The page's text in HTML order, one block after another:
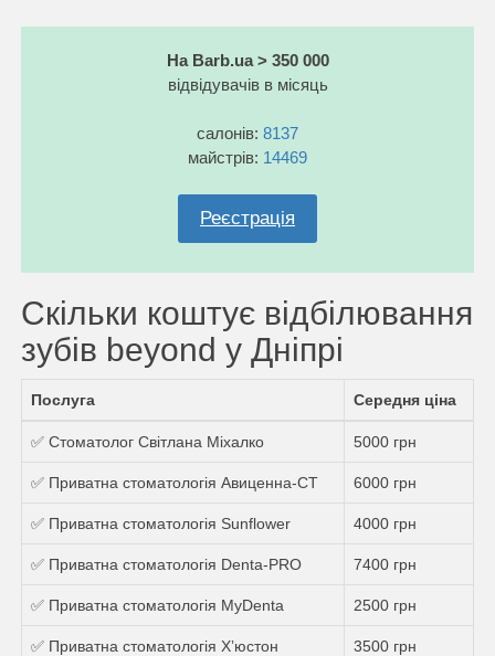
На Barb.ua > 350 000
відвідувачів в місяць
салонів: 8137
майстрів: 14469
Реєстрація
Скільки коштує відбілювання
зубів beyond у Дніпрі
Послуга Середня ціна
✅ Стоматолог Світлана Міхалко 5000 грн
✅ Приватна стоматологія Авиценна-СТ 6000 грн
✅ Приватна стоматологія Sunflower 4000 грн
✅ Приватна стоматологія Denta-PRO 7400 грн
✅ Приватна стоматологія MyDenta 2500 грн
✅ Приватна стоматологія Хʼюстон 3500 грн